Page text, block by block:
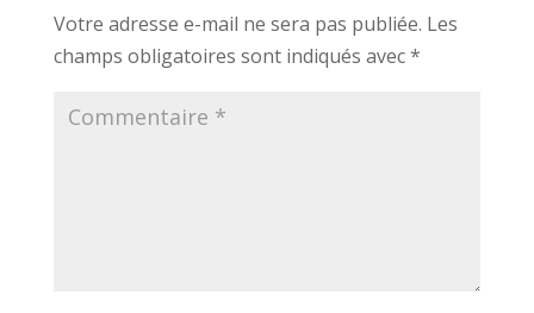
Votre adresse e-mail ne sera pas publiée. Les
champs obligatoires sont indiqués avec*